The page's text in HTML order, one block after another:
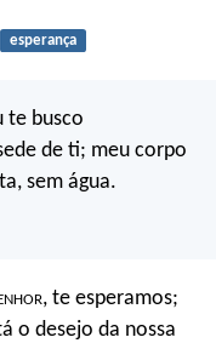
esperança
te busco
de ti; meu corpo
sem água.
, te esperamos;
o desejo da nossa